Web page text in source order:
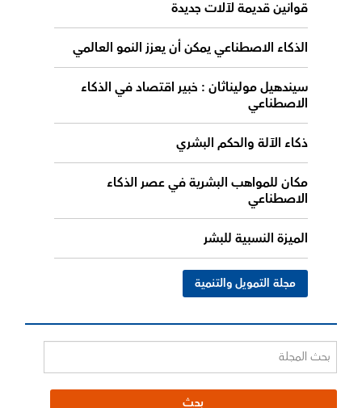
قوانين قديمة لآلات جديدة
الذكاء الاصطناعي يمكن أن يعزز النمو العالمي
سيندهيل موليناثان : خبير اقتصاد في الذكاء
الاصطناعي
ذكاء الآلة والحكم البشري
مكان للمواهب البشرية في عصر الذكاء
الاصطناعي
الميزة النسبية للبشر
مجلة التمويل والتنمية